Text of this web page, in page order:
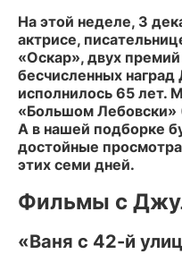
На этой неделе, 3
актрисе,
«Оскар», двух
бесчисленных
исполнилось 65 лет.
«Большом Лебовски»
А в нашей подборке
достойные
этих семи дней.
Фильмы с
«Ваня с 42-й